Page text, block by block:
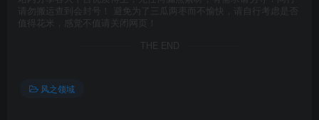
请勿搬运查到会封号！ 避免为了三瓜两枣而不愉快，请自行考虑是否
值得花米，感觉不值请关闭网页！
THE END
风之领域